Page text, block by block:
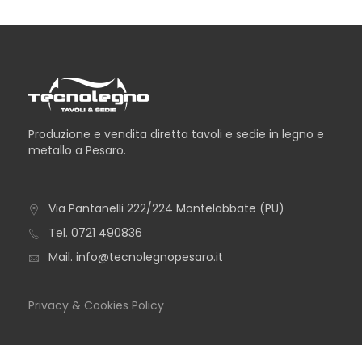
TAVOLO ALBA
Produzione e vendita diretta tavoli e sedie in legno e
metallo a Pesaro.
Via Pantanelli 222/224 Montelabbate (PU)
Tel. 0721 490836
Mail. info@tecnolegnopesaro.it
Privacy & Cookies Policy